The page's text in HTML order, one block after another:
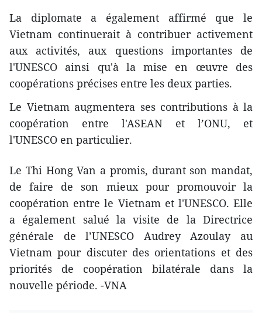
La diplomate a également affirmé que le
Vietnam continuerait à contribuer activement
aux activités, aux questions importantes de
l'UNESCO ainsi qu'à la mise en œuvre des
coopérations précises entre les deux parties.
Le Vietnam augmentera ses contributions à la
coopération entre l'ASEAN et l’ONU, et
l'UNESCO en particulier.
Le Thi Hong Van a promis, durant son mandat,
de faire de son mieux pour promouvoir la
coopération entre le Vietnam et l'UNESCO. Elle
a également salué la visite de la Directrice
générale de l’UNESCO Audrey Azoulay au
Vietnam pour discuter des orientations et des
priorités de coopération bilatérale dans la
nouvelle période. -VNA